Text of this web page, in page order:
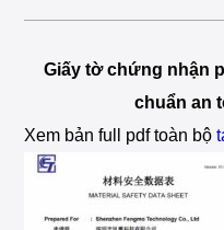
Giấy tờ chứng nhận
chuẩn an
Xem bản full pdf toàn bộ